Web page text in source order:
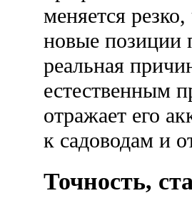
меняется
новые позиции
реальная
естественным
отражает его
к садоводам и
Точность,